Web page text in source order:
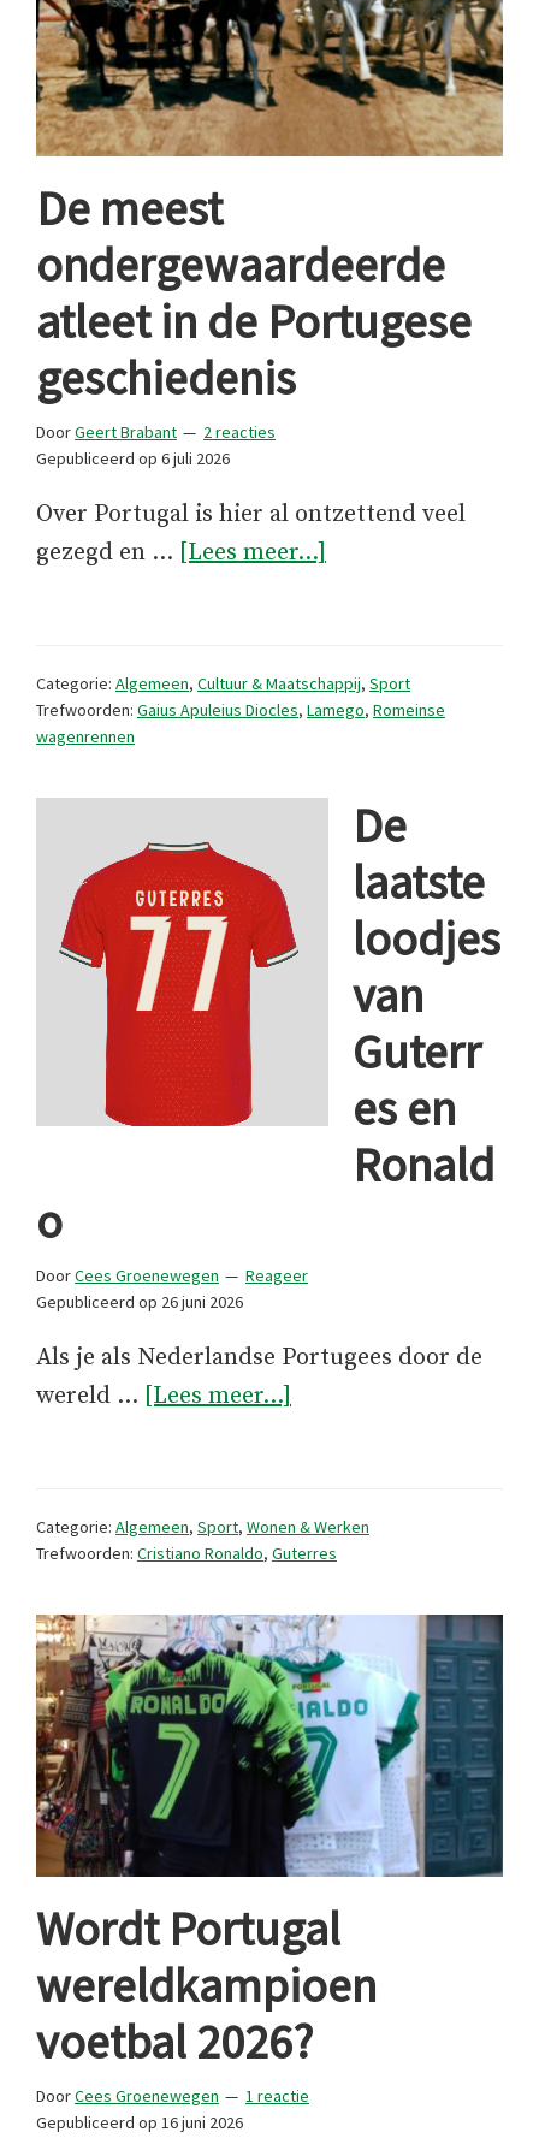
De meest
ondergewaardeerde
atleet in de Portugese
geschiedenis
DoorGeert Brabant
2 reacties
Gepubliceerd op 6 juli 2026
Over Portugal is hier al ontzettend veel
gezegd en … [Lees meer...]
in
geschiedenis
Categorie: Algemeen, Cultuur & Maatschappij, Sport
Trefwoorden: Gaius Apuleius Diocles, Lamego, Romeinse
wagenrennen
De
laatste
loodjes
van
Guterr
es en
Ronald
o
DoorCees Groenewegen
Reageer
Gepubliceerd op 26 juni 2026
Als je als Nederlandse Portugees door de
wereld … [Lees meer...]
Guterres
Ronaldo
Categorie: Algemeen, Sport, Wonen & Werken
Trefwoorden: Cristiano Ronaldo, Guterres
Wordt Portugal
wereldkampioen
voetbal 2026?
DoorCees Groenewegen
1 reactie
Gepubliceerd op 16 juni 2026